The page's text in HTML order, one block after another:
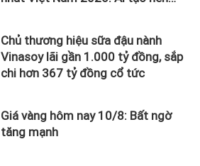
Chủ thương hiệu sữa đậu nành
Vinasoy lãi gần 1.000 tỷ đồng, sắp
chi hơn 367 tỷ đồng cổ tức
Giá vàng hôm nay 10/8: Bất ngờ
tăng mạnh